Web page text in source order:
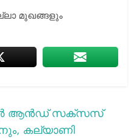
മുഖങ്ങളും
ആൻഡ് സക്സസ്
കല്യാണി